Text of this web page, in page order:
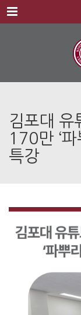
Menu
김포대 유
170만 ‘파
특강